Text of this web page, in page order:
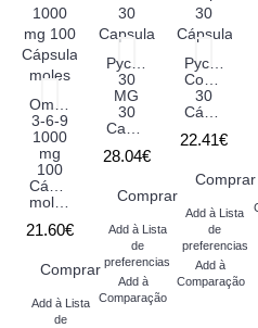
Omega
3-6-9
1000
mg
100
Cápsulas
moles
21.60€
Comprar
Add à Lista
de
Pycnogenol
30
MG
30
Capsulas
28.04€
Comprar
Add à Lista
de
preferencias
Add à
Comparação
Complex
30
Cápsulas
22.41€
Comprar
Add à Lista
de
preferencias
Add à
Comparação